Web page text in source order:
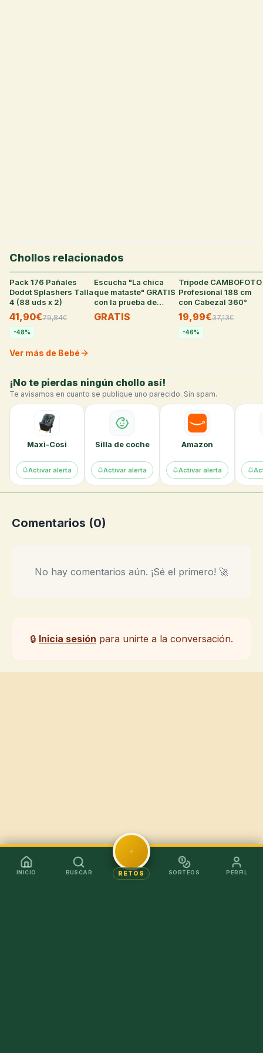
Chollos relacionados
33
Pack 176 Pañales
Dodot Splashers Talla
4 (88 uds x 2)
41,90€79,84€
-48%
38
Escucha "La chica
que mataste" GRATIS
con la prueba de
Audible
GRATIS
36°
Trípode CAMBOFOTO
Profesional 188 cm
con Cabezal 360°
19,99€37,13€
-46%
Ver más de Bebé
¡No te pierdas ningún chollo así!
Te avisamos en cuanto se publique uno parecido. Sin spam.
Maxi-Cosi
Activar alerta
Silla de coche
Activar alerta
Amazon
Activar alerta
Comentarios (0)
No hay comentarios aún. ¡Sé el primero! 🚀
🔒 Inicia sesión para unirte a la conversación.
INICIO BUSCAR RETOS SORTEOS PERFIL